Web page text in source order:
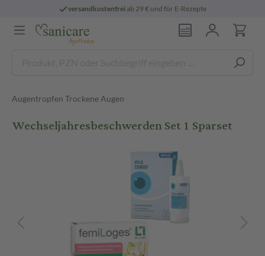
versandkostenfreiab 29 € und für E-Rezepte
Augentropfen Trockene Augen
Wechseljahresbeschwerden Set 1 Sparset